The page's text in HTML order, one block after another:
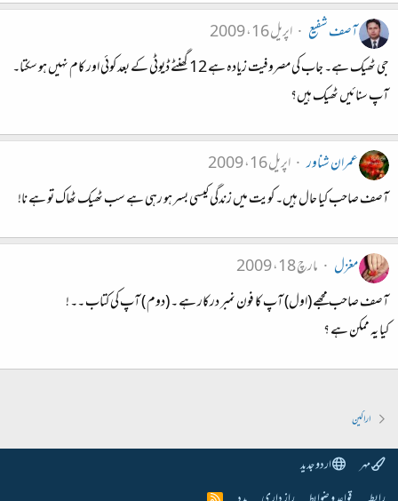
آصف شفیع
اپریل 16، 2009
جی ٹھیک ہے۔ جاب کی مصروفیت زیادہ ہے 12 گھنٹے ڈیوٹی کے بعد کوئی اور کام نہیں ہو سکتا۔
آپ سنائیں ٹھیک ہیں؟
عمران شناور
اپریل 16، 2009
آصف صاحب کیا حال ہیں۔ کویت میں زندگی کیسی بسر ہو رہی ہے سب ٹھیک ٹھاک تو ہے نا!
مغزل
مارچ 18، 2009
آصف صاحب مجھے (اول) آپ کا فون نمبر درکار ہے ۔ (دوم ) آپ کی کتاب ۔۔ !
کیا یہ ممکن ہے ؟
اراکین
مہر
اردو جدید